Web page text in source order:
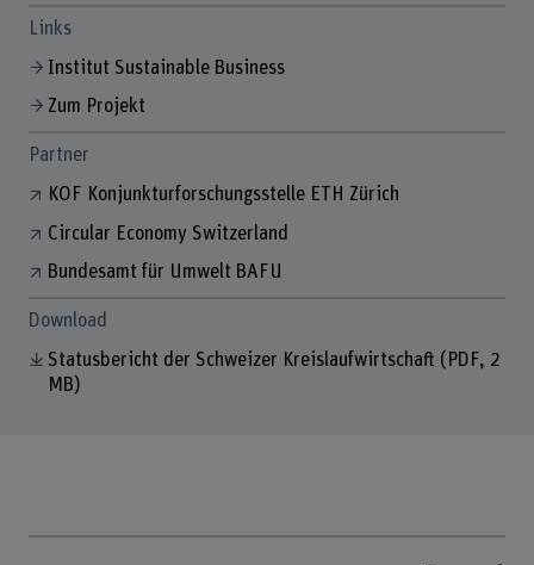
Links
Institut Sustainable Business
Zum Projekt
Partner
KOF Konjunkturforschungsstelle ETH Zürich
Circular Economy Switzerland
Bundesamt für Umwelt BAFU
Download
Statusbericht der Schweizer Kreislaufwirtschaft (PDF, 2
MB)